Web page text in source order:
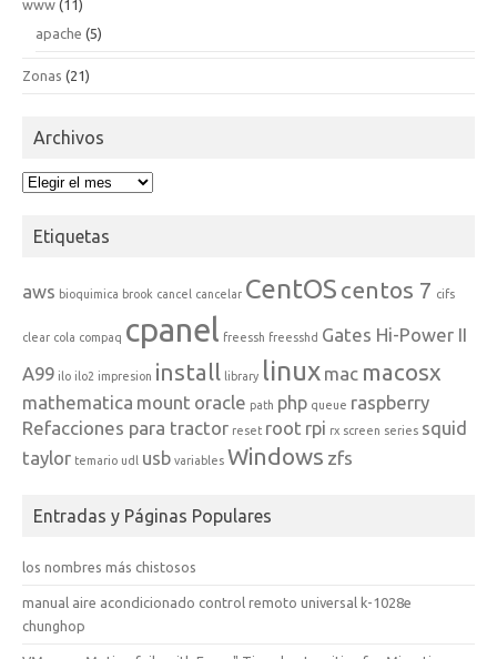
www (11)
apache (5)
Zonas (21)
Archivos
Archivos
Etiquetas
aws bioquimica brook cancel cancelar CentOS centos 7 cifs
clear cola compaq cpanel freessh freesshd Gates Hi-Power II
A99 ilo ilo2 impresion install library linux mac macosx
mathematica mount oracle path php queue raspberry
Refacciones para tractor reset root rpi rx screen series squid
taylor temario udl usb variables Windows zfs
Entradas y Páginas Populares
los nombres más chistosos
manual aire acondicionado control remoto universal k-1028e
chunghop